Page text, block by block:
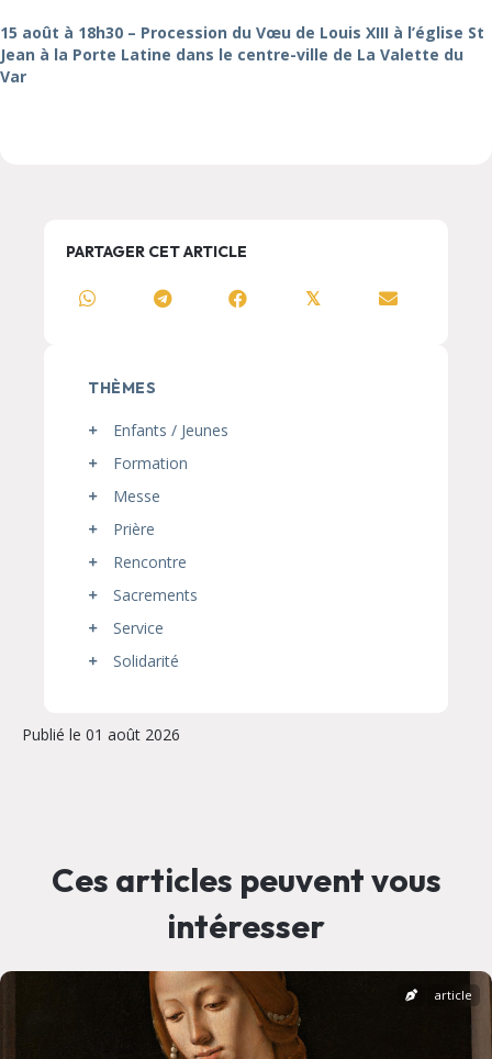
15 août à 18h30 – Procession du Vœu de Louis XIII à l’église St
Jean à la Porte Latine dans le centre-ville de La Valette du
Var
PARTAGER CET ARTICLE
𝕏
THÈMES
Enfants / Jeunes
Formation
Messe
Prière
Rencontre
Sacrements
Service
Solidarité
Publié le 01 août 2026
Ces articles peuvent vous
intéresser
article